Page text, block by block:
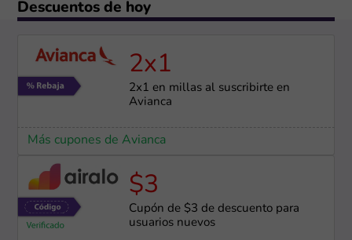
Descuentos de hoy
2x1
2x1 en millas al suscribirte en
Avianca
Más cupones de Avianca
$3
Cupón de $3 de descuento para
usuarios nuevos